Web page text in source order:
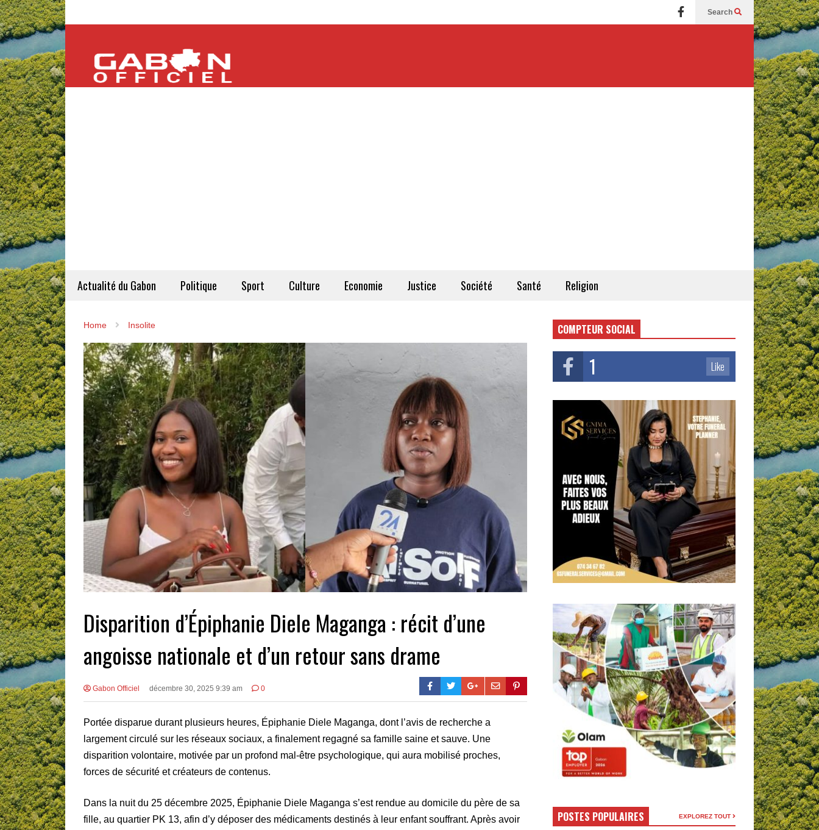
Search
Actualité du Gabon Politique Sport Culture Economie Justice Société Santé Religion
Home Insolite
Disparition d’Épiphanie Diele Maganga : récit d’une
angoisse nationale et d’un retour sans drame
Gabon Officiel décembre 30, 2025 9:39 am 0
Portée disparue durant plusieurs heures, Épiphanie Diele Maganga, dont l’avis de recherche a
largement circulé sur les réseaux sociaux, a finalement regagné sa famille saine et sauve. Une
disparition volontaire, motivée par un profond mal-être psychologique, qui aura mobilisé proches,
forces de sécurité et créateurs de contenus.
Dans la nuit du 25 décembre 2025, Épiphanie Diele Maganga s’est rendue au domicile du père de sa
fille, au quartier PK 13, afin d’y déposer des médicaments destinés à leur enfant souffrant. Après avoir
COMPTEUR SOCIAL
1 Like
POSTES POPULAIRES EXPLOREZ TOUT